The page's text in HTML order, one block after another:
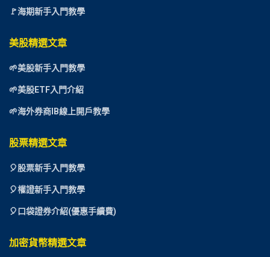
🚩海期新手入門教學
美股精選文章
🌱美股新手入門教學
🌱美股ETF入門介紹
🌱海外券商IB線上開戶教學
股票精選文章
🎈股票新手入門教學
🎈權證新手入門教學
🎈口袋證券介紹(優惠手續費)
加密貨幣精選文章